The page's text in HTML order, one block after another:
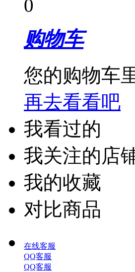
0
购物车
您的购物车
再去看看吧
我看过的
我关注的店
我的收藏
对比商品
在线客服
QQ客服
QQ客服